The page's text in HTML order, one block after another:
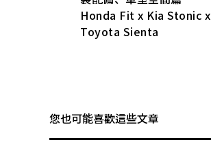
Honda Fit x Kia Stonic x
Toyota Sienta
您也可能喜歡這些文章